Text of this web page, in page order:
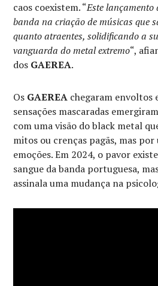
caos coexistem. “Este
banda na criação de músicas que
quanto atraentes, solidificando a
vanguarda do metal extremo“,
dos GAEREA.
Os GAEREA chegaram envoltos
sensações mascaradas
com uma visão do black metal
mitos ou crenças pagãs, mas
emoções. Em 2024, o pavor
sangue da banda portuguesa,
assinala uma mudança na